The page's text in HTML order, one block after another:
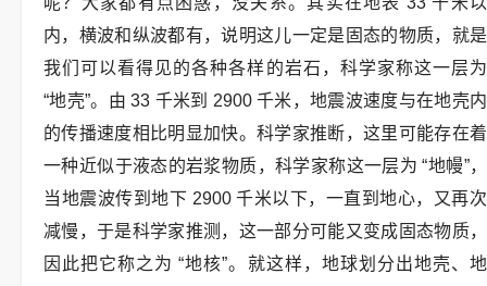
内，横波和纵波都有，说明这儿一定是固态的物质，就是
我们可以看得见的各种各样的岩石，科学家称这一层为
“地壳”。由 33 千米到 2900 千米，地震波速度与在地壳内
的传播速度相比明显加快。科学家推断，这里可能存在着
一种近似于液态的岩浆物质，科学家称这一层为 “地幔”，
当地震波传到地下 2900 千米以下，一直到地心，又再次
减慢，于是科学家推测，这一部分可能又变成固态物质，
因此把它称之为 “地核”。就这样，地球划分出地壳、地